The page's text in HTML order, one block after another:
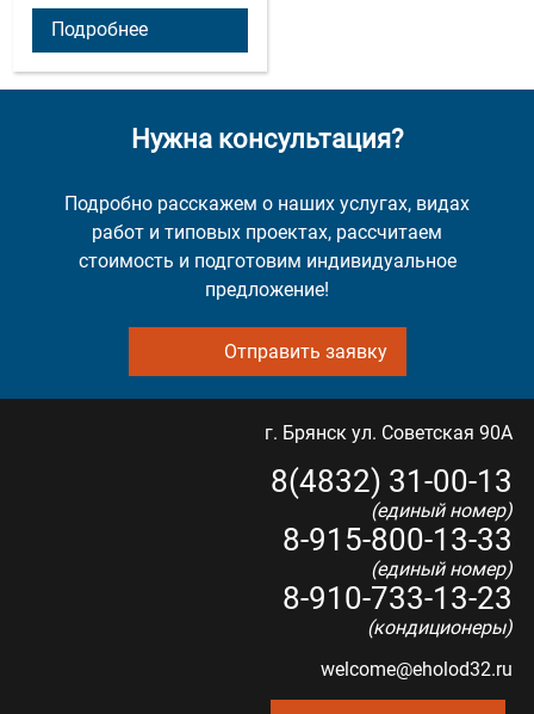
Подробнее
Нужна консультация?
Подробно расскажем о наших услугах, видах
работ и типовых проектах, рассчитаем
стоимость и подготовим индивидуальное
предложение!
Отправить заявку
г. Брянск ул. Советская 90А
8(4832) 31-00-13
(единый номер)
8-915-800-13-33
(единый номер)
8-910-733-13-23
(кондиционеры)
welcome@eholod32.ru